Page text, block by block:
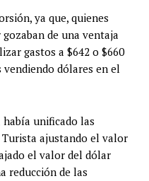
ya que, quienes
de una ventaja
gastos a $642 o $660
dólares en el
había unificado las
ajustando el valor
el valor del dólar
reducción de las